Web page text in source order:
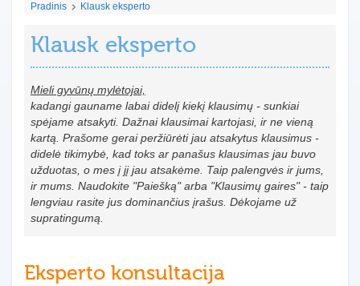
Pradinis Klausk eksperto
Klausk eksperto
Mieli gyvūnų mylėtojai,
kadangi gauname labai didelį kiekį klausimų - sunkiai
spėjame atsakyti. Dažnai klausimai kartojasi, ir ne vieną
kartą. Prašome gerai peržiūrėti jau atsakytus klausimus -
didelė tikimybė, kad toks ar panašus klausimas jau buvo
užduotas, o mes į jį jau atsakėme. Taip palengvės ir jums,
ir mums. Naudokite "Paiešką" arba "Klausimų gaires" - taip
lengviau rasite jus dominančius įrašus. Dėkojame už
supratingumą.
Eksperto konsultacija